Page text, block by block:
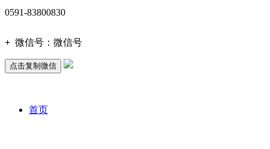
0591-83800830
+ 微信号： 微信号
点击复制微信
首页